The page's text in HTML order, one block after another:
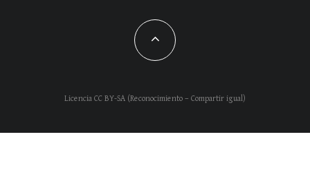
Licencia CC BY-SA (Reconocimiento – Compartir igual)